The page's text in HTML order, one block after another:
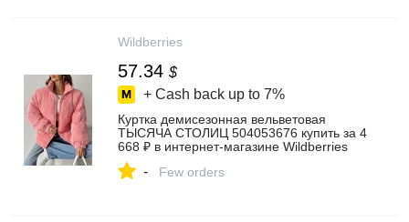
Wildberries
57.34 $
+ Cash back up to 7%
Куртка демисезонная вельветовая
ТЫСЯЧА СТОЛИЦ 504053676 купить за 4
668 ₽ в интернет‑магазине Wildberries
- Few orders